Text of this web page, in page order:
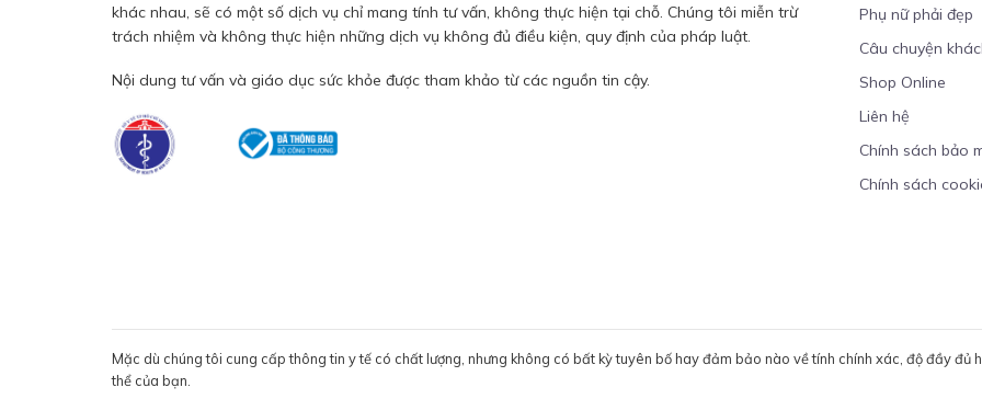
khác nhau, sẽ có một số dịch vụ chỉ mang tính tư vấn, không thực hiện tại chỗ. Chúng tôi miễn trừ
trách nhiệm và không thực hiện những dịch vụ không đủ điều kiện, quy định của pháp luật.
Nội dung tư vấn và giáo dục sức khỏe được tham khảo từ các nguồn tin cậy.
Phụ nữ phải đẹp
Câu chuyện
Shop Online
Liên hệ
Chính sách bảo
Chính sách
Mặc dù chúng tôi cung cấp thông tin y tế có chất lượng, nhưng không có bất kỳ tuyên bố hay đảm bảo nào về tính chính xác, độ đầy đủ
thể của bạn.